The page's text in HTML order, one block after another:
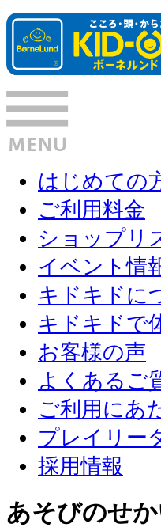
はじめての
ご利用料金
ショップリ
イベント情
キドキドに
キドキドで
お客様の声
よくあるご
ご利用にあ
プレイリー
採用情報
あそびのせ